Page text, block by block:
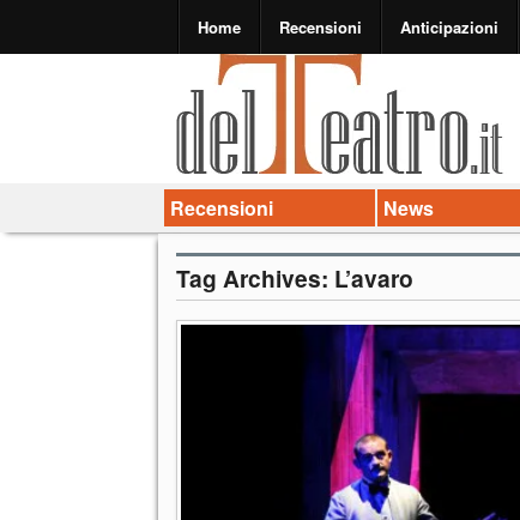
Home Recensioni Anticipazioni
Recensioni News
Tag Archives: L’avaro